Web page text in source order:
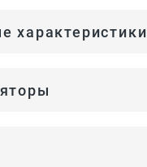
характеристики